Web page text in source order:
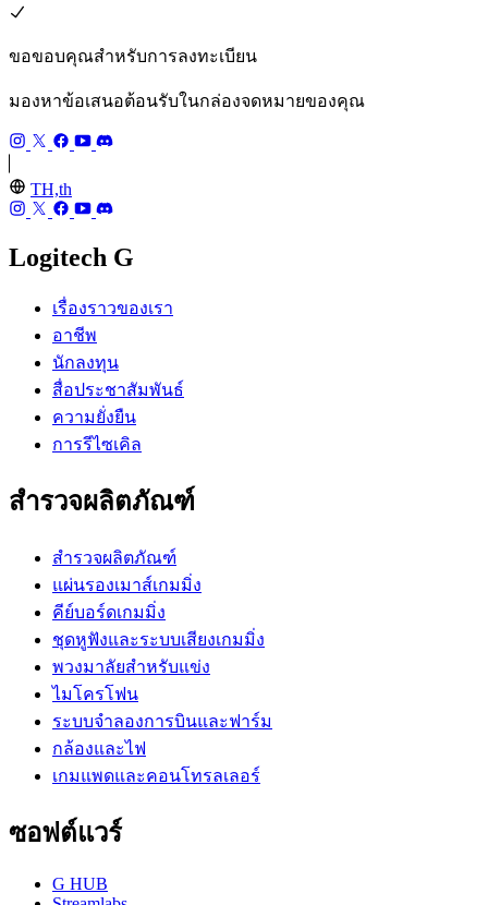
ขอขอบคุณสำหรับการลงทะเบียน
มองหาข้อเสนอต้อนรับในกล่องจดหมายของคุณ
TH,th
Logitech G
เรื่องราวของเรา
อาชีพ
นักลงทุน
สื่อประชาสัมพันธ์
ความยั่งยืน
การรีไซเคิล
สำรวจผลิตภัณฑ์
สำรวจผลิตภัณฑ์
แผ่นรองเมาส์เกมมิ่ง
คีย์บอร์ดเกมมิ่ง
ชุดหูฟังและระบบเสียงเกมมิ่ง
พวงมาลัยสำหรับแข่ง
ไมโครโฟน
ระบบจำลองการบินและฟาร์ม
กล้องและไฟ
เกมแพดและคอนโทรลเลอร์
ซอฟต์แวร์
G HUB